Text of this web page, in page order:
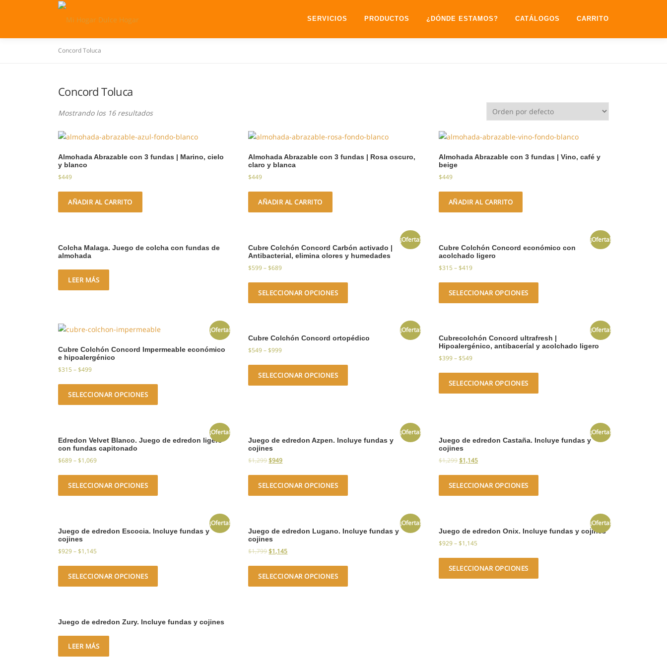
SERVICIOS PRODUCTOS ¿DÓNDE ESTAMOS? CATÁLOGOS CARRITO
Concord Toluca
Concord Toluca
Mostrando los 16 resultados
Almohada Abrazable con 3 fundas | Marino, cielo
y blanco
$449
AÑADIR AL CARRITO
Almohada Abrazable con 3 fundas | Rosa oscuro,
claro y blanca
$449
AÑADIR AL CARRITO
Almohada Abrazable con 3 fundas | Vino, café y
beige
$449
AÑADIR AL CARRITO
Colcha Malaga. Juego de colcha con fundas de
almohada
LEER MÁS
¡Oferta!
Cubre Colchón Concord Carbón activado |
Antibacterial, elimina olores y humedades
$599–$689
SELECCIONAR OPCIONES
¡Oferta!
Cubre Colchón Concord económico con
acolchado ligero
$315 –$419
SELECCIONAR OPCIONES
¡Oferta!
Cubre Colchón Concord Impermeable económico
e hipoalergénico
$315 –$499
SELECCIONAR OPCIONES
¡Oferta!
Cubre Colchón Concord ortopédico
$549–$999
SELECCIONAR OPCIONES
¡Oferta!
Cubrecolchón Concord ultrafresh |
Hipoalergénico, antibaceríal y acolchado ligero
$399–$549
SELECCIONAR OPCIONES
¡Oferta!
Edredon Velvet Blanco. Juego de edredon ligero
con fundas capitonado
$689–$1,069
SELECCIONAR OPCIONES
¡Oferta!
Juego de edredon Azpen. Incluye fundas y
cojines
$1,299$949
SELECCIONAR OPCIONES
¡Oferta!
Juego de edredon Castaña. Incluye fundas y
cojines
$1,299$1,145
SELECCIONAR OPCIONES
¡Oferta!
Juego de edredon Escocia. Incluye fundas y
cojines
$929–$1,145
SELECCIONAR OPCIONES
¡Oferta!
Juego de edredon Lugano. Incluye fundas y
cojines
$1,799$1,145
SELECCIONAR OPCIONES
¡Oferta!
Juego de edredon Onix. Incluye fundas y cojines
$929–$1,145
SELECCIONAR OPCIONES
Juego de edredon Zury. Incluye fundas y cojines
LEER MÁS